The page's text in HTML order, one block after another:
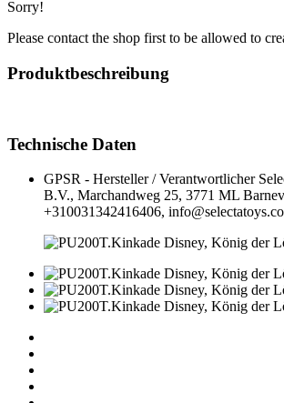
Sorry!
Please contact the shop first to be allowed to
Produktbeschreibung
Technische Daten
GPSR - Hersteller / Verantwortlicher
B.V., Marchandweg 25, 3771 ML
+310031342416406,